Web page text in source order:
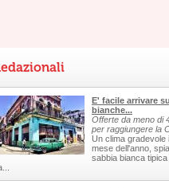
E' facile arrivare
bianche...
Offerte da meno di
per raggiungere la
Un clima gradevole
mese dell'anno,
sabbia bianca